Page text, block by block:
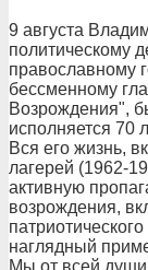
9 августа
политическому
православному
бессменному
Возрождения",
исполняется 70
Вся его жизнь,
лагерей (1962-
активную
возрождения,
наглядный
Мы от всей